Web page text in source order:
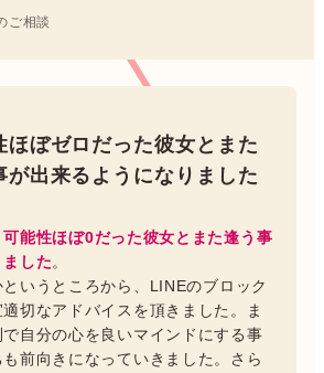
ご相談
ほぼゼロだった彼女とまた
が出来るようになりました
可能性ほぼ0だった彼女とまた逢う事
した。
いうところから、LINEのブロック
切なアドバイスを頂きました。ま
自分の心を良いマインドにする事
前向きになっていきました。さら